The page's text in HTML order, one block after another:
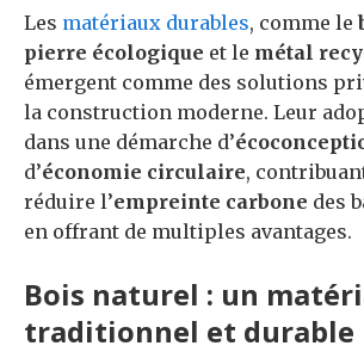
Les matériaux durables, comme le
pierre écologique et le métal
émergent comme des solutions
la construction moderne. Leur
dans une démarche d’
d’économie circulaire,
réduire l’empreinte carbone des
en offrant de multiples avantages.
Bois naturel : un
traditionnel et durable